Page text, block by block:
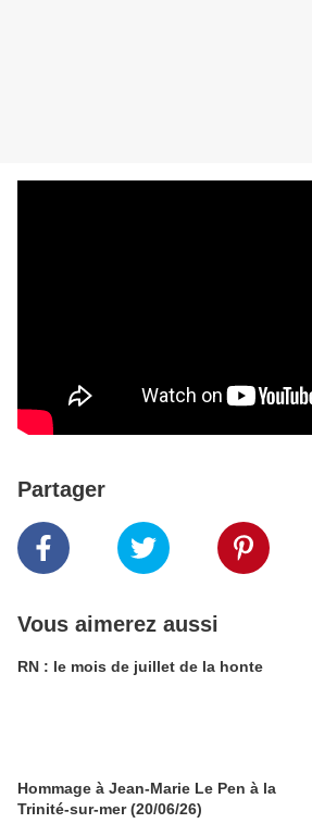
Partager
Vous aimerez aussi
RN : le mois de juillet de la honte
Hommage à Jean-Marie Le Pen à la
Trinité-sur-mer (20/06/26)